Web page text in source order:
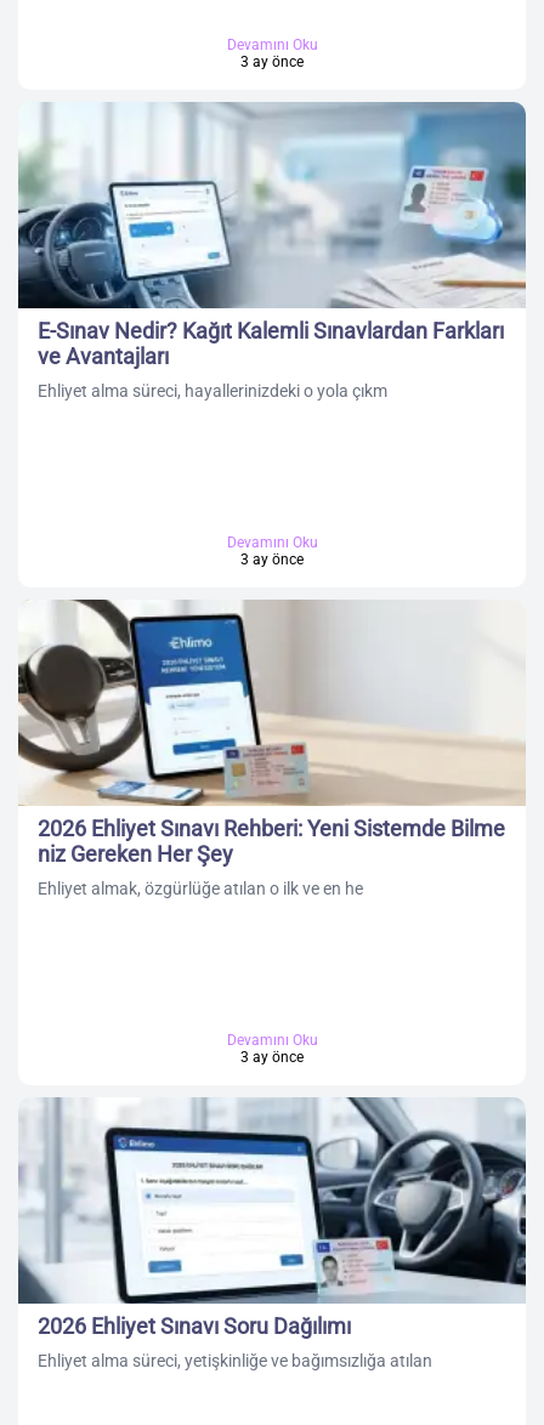
Devamını Oku
3 ay önce
E-Sınav Nedir? Kağıt Kalemli Sınavlardan Farkları
ve Avantajları
Ehliyet alma süreci, hayallerinizdeki o yola çıkm
Devamını Oku
3 ay önce
2026 Ehliyet Sınavı Rehberi: Yeni Sistemde Bilme
niz Gereken Her Şey
Ehliyet almak, özgürlüğe atılan o ilk ve en he
Devamını Oku
3 ay önce
2026 Ehliyet Sınavı Soru Dağılımı
Ehliyet alma süreci, yetişkinliğe ve bağımsızlığa atılan